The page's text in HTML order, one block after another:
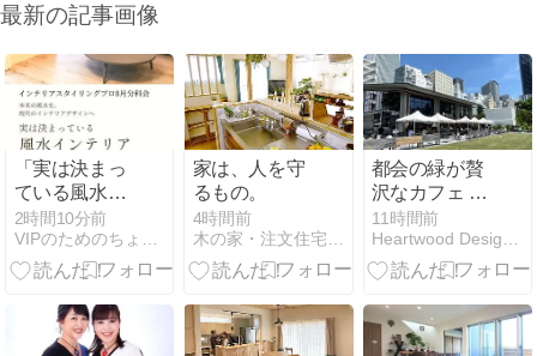
最新の記事画像
「実は決まっ
ている風水イ
ンテリア」セ
ミナー開催
2時間10分前
家は、人を守
るもの。
4時間前
都会の緑が贅
沢なカフェ -
RACINES
FARM TO
PARK 池袋- /
＃603
11時間前